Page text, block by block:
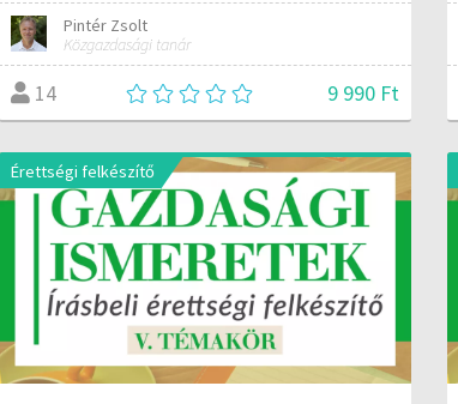
Pintér Zsolt
Közgazdasági tanár
14 9 990 Ft
Érettségi felkészítő